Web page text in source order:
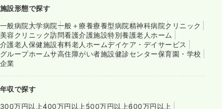
施設形態で探す
一般病院大学病院一般＋療養療養型病院精神科病院クリニック
美容クリニック訪問看護介護施設特別養護老人ホーム
介護老人保健施設有料老人ホームデイケア・デイサービス
グループホームサ高住障がい者施設健診センター保育園・学校
企業
年収で探す
300万円以上400万円以上 500万円以上600万円以上